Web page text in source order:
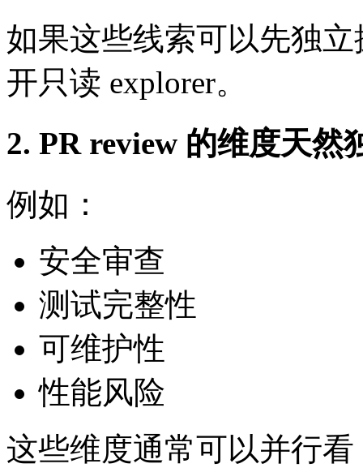
如果这些线索可以先独
开只读 explorer。
2. PR review 的维度天然
例如：
安全审查
测试完整性
可维护性
性能风险
这些维度通常可以并行